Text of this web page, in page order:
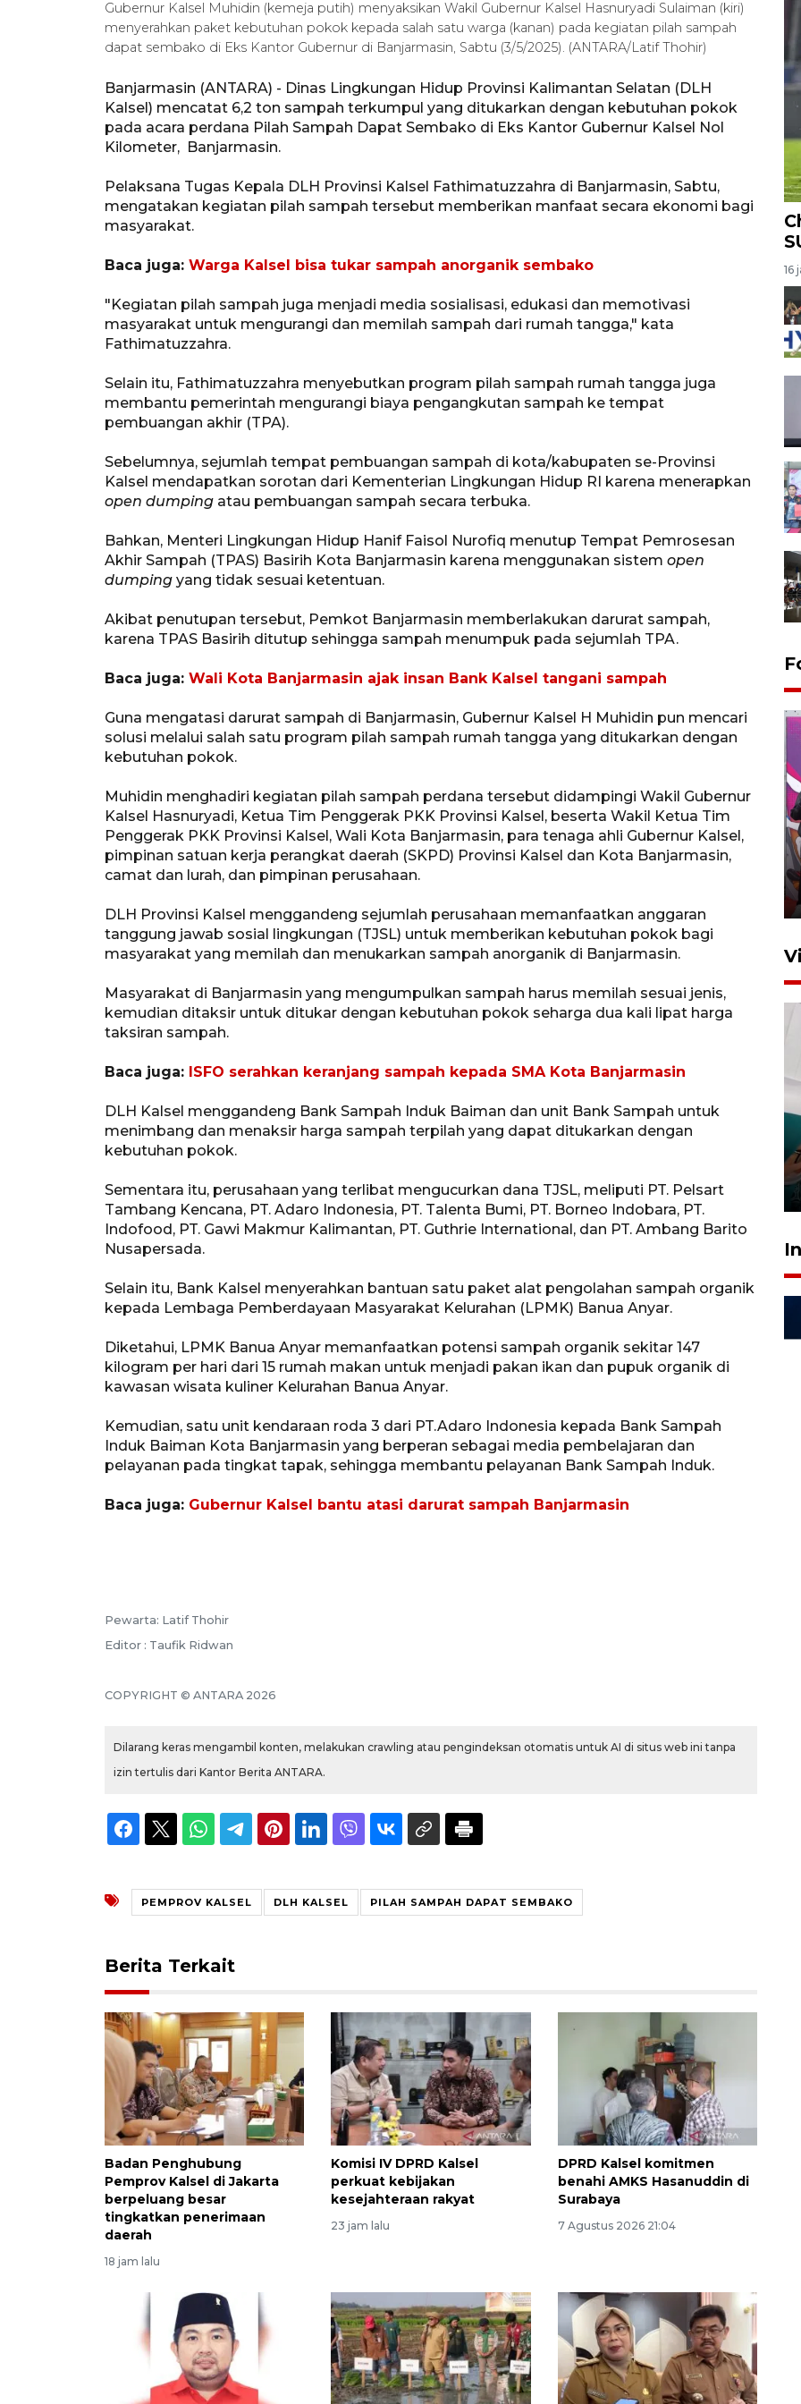
Gubernur Kalsel Muhidin (kemeja putih) menyaksikan Wakil Gubernur Kalsel Hasnuryadi Sulaiman (kiri)
menyerahkan paket kebutuhan pokok kepada salah satu warga (kanan) pada kegiatan pilah sampah
dapat sembako di Eks Kantor Gubernur di Banjarmasin, Sabtu (3/5/2025). (ANTARA/Latif Thohir)
Banjarmasin (ANTARA) - Dinas Lingkungan Hidup Provinsi Kalimantan Selatan (DLH
Kalsel) mencatat 6,2 ton sampah terkumpul yang ditukarkan dengan kebutuhan pokok
pada acara perdana Pilah Sampah Dapat Sembako di Eks Kantor Gubernur Kalsel Nol
Kilometer, Banjarmasin.
Pelaksana Tugas Kepala DLH Provinsi Kalsel Fathimatuzzahra di Banjarmasin, Sabtu,
mengatakan kegiatan pilah sampah tersebut memberikan manfaat secara ekonomi bagi
masyarakat.
Baca juga: Warga Kalsel bisa tukar sampah anorganik sembako
"Kegiatan pilah sampah juga menjadi media sosialisasi, edukasi dan memotivasi
masyarakat untuk mengurangi dan memilah sampah dari rumah tangga," kata
Fathimatuzzahra.
Selain itu, Fathimatuzzahra menyebutkan program pilah sampah rumah tangga juga
membantu pemerintah mengurangi biaya pengangkutan sampah ke tempat
pembuangan akhir (TPA).
Sebelumnya, sejumlah tempat pembuangan sampah di kota/kabupaten se-Provinsi
Kalsel mendapatkan sorotan dari Kementerian Lingkungan Hidup RI karena menerapkan
open dumping atau pembuangan sampah secara terbuka.
Bahkan, Menteri Lingkungan Hidup Hanif Faisol Nurofiq menutup Tempat Pemrosesan
Akhir Sampah (TPAS) Basirih Kota Banjarmasin karena menggunakan sistem open
dumping yang tidak sesuai ketentuan.
Akibat penutupan tersebut, Pemkot Banjarmasin memberlakukan darurat sampah,
karena TPAS Basirih ditutup sehingga sampah menumpuk pada sejumlah TPA.
Baca juga: Wali Kota Banjarmasin ajak insan Bank Kalsel tangani sampah
Guna mengatasi darurat sampah di Banjarmasin, Gubernur Kalsel H Muhidin pun mencari
solusi melalui salah satu program pilah sampah rumah tangga yang ditukarkan dengan
kebutuhan pokok.
Muhidin menghadiri kegiatan pilah sampah perdana tersebut didampingi Wakil Gubernur
Kalsel Hasnuryadi, Ketua Tim Penggerak PKK Provinsi Kalsel, beserta Wakil Ketua Tim
Penggerak PKK Provinsi Kalsel, Wali Kota Banjarmasin, para tenaga ahli Gubernur Kalsel,
pimpinan satuan kerja perangkat daerah (SKPD) Provinsi Kalsel dan Kota Banjarmasin,
camat dan lurah, dan pimpinan perusahaan.
DLH Provinsi Kalsel menggandeng sejumlah perusahaan memanfaatkan anggaran
tanggung jawab sosial lingkungan (TJSL) untuk memberikan kebutuhan pokok bagi
masyarakat yang memilah dan menukarkan sampah anorganik di Banjarmasin.
Masyarakat di Banjarmasin yang mengumpulkan sampah harus memilah sesuai jenis,
kemudian ditaksir untuk ditukar dengan kebutuhan pokok seharga dua kali lipat harga
taksiran sampah.
Baca juga: ISFO serahkan keranjang sampah kepada SMA Kota Banjarmasin
DLH Kalsel menggandeng Bank Sampah Induk Baiman dan unit Bank Sampah untuk
menimbang dan menaksir harga sampah terpilah yang dapat ditukarkan dengan
kebutuhan pokok.
Sementara itu, perusahaan yang terlibat mengucurkan dana TJSL, meliputi PT. Pelsart
Tambang Kencana, PT. Adaro Indonesia, PT. Talenta Bumi, PT. Borneo Indobara, PT.
Indofood, PT. Gawi Makmur Kalimantan, PT. Guthrie International, dan PT. Ambang Barito
Nusapersada.
Selain itu, Bank Kalsel menyerahkan bantuan satu paket alat pengolahan sampah organik
kepada Lembaga Pemberdayaan Masyarakat Kelurahan (LPMK) Banua Anyar.
Diketahui, LPMK Banua Anyar memanfaatkan potensi sampah organik sekitar 147
kilogram per hari dari 15 rumah makan untuk menjadi pakan ikan dan pupuk organik di
kawasan wisata kuliner Kelurahan Banua Anyar.
Kemudian, satu unit kendaraan roda 3 dari PT.Adaro Indonesia kepada Bank Sampah
Induk Baiman Kota Banjarmasin yang berperan sebagai media pembelajaran dan
pelayanan pada tingkat tapak, sehingga membantu pelayanan Bank Sampah Induk.
Baca juga: Gubernur Kalsel bantu atasi darurat sampah Banjarmasin
Pewarta: Latif Thohir
Editor : Taufik Ridwan
COPYRIGHT © ANTARA 2026
Dilarang keras mengambil konten, melakukan crawling atau pengindeksan otomatis untuk AI di situs web ini tanpa
izin tertulis dari Kantor Berita ANTARA.
PEMPROV KALSEL DLH KALSEL PILAH SAMPAH DAPAT SEMBAKO
Berita Terkait
Badan Penghubung
Pemprov Kalsel di Jakarta
berpeluang besar
tingkatkan penerimaan
daerah
18 jam lalu
Komisi IV DPRD Kalsel
perkuat kebijakan
kesejahteraan rakyat
23 jam lalu
DPRD Kalsel komitmen
benahi AMKS Hasanuddin di
Surabaya
7 Agustus 2026 21:04
16
Ketua DPRD Syahrial hadiri
pembukaan Turnamen Sepak
Feature - Kalsel Merangkul
Anak Putus Sekolah Lewat
Pendidikan Kesetaraan
30 Juli 2026 17:56